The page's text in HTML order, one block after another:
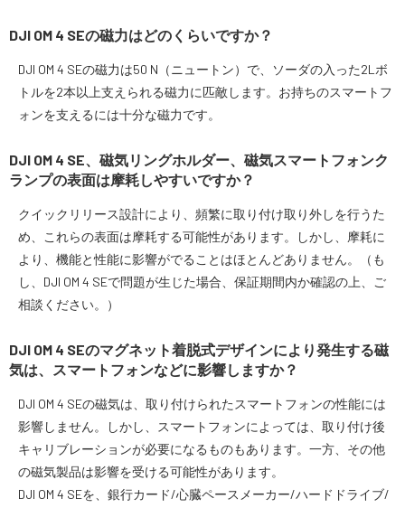
スペシャルコンテンツ 定期配信!
サポート・Q&A / 法人・学生のお客様
取扱店舗一覧
SEKIDO
コーポレートサイト
SEKIDO 会社概要
DJI OM 4 SEの磁力はどのくらいですか？
DJI OM 4 SEの磁力は50 N（ニュートン）で、ソーダの入った2Lボ
トルを2本以上支えられる磁力に匹敵します。お持ちのスマートフ
ォンを支えるには十分な磁力です。
DJI OM 4 SE、磁気リングホルダー、磁気スマートフォンク
ランプの表面は摩耗しやすいですか？
クイックリリース設計により、頻繁に取り付け取り外しを行うた
め、これらの表面は摩耗する可能性があります。しかし、摩耗に
より、機能と性能に影響がでることはほとんどありません。（も
し、DJI OM 4 SEで問題が生じた場合、保証期間内か確認の上、ご
相談ください。）
DJI OM 4 SEのマグネット着脱式デザインにより発生する磁
気は、スマートフォンなどに影響しますか？
DJI OM 4 SEの磁気は、取り付けられたスマートフォンの性能には
影響しません。しかし、スマートフォンによっては、取り付け後
キャリブレーションが必要になるものもあります。一方、その他
の磁気製品は影響を受ける可能性があります。
DJI OM 4 SEを、銀行カード/心臓ペースメーカー/ハードドライブ/